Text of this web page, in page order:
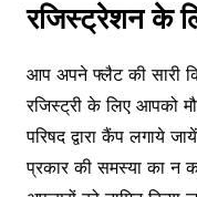
रजिस्ट्रेशन के
आप अपने फ्लैट की सारी
रजिस्ट्री के लिए आपको
परिषद द्वारा कैंप लगाये
प्रकार की समस्या का न